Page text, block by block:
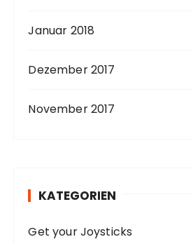
Januar 2018
Dezember 2017
November 2017
KATEGORIEN
Get your Joysticks